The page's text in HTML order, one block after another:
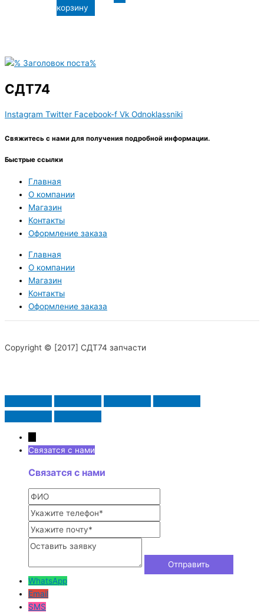
корзину
СДТ74
Instagram Twitter Facebook-f Vk Odnoklassniki
Свяжитесь с нами для получения подробной информации.
Быстрые ссылки
Главная
О компании
Магазин
Контакты
Оформление заказа
Главная
О компании
Магазин
Контакты
Оформление заказа
Copyright © [2017] СДТ74 запчасти
Связатся с нами
Связатся с нами
WhatsApp
Email
SMS